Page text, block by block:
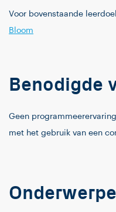
Voor bovenstaande
Bloom
Benodigde
Geen
met het gebruik van een